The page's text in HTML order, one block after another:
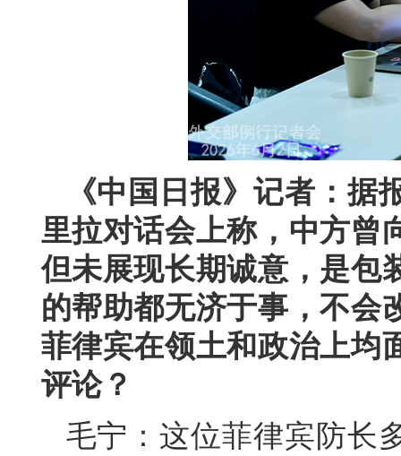
《中国日报》记者：
里拉对话会上称，中方曾
但未展现长期诚意，是包
的帮助都无济于事，不会
菲律宾在领土和政治上均
评论？
毛宁：这位菲律宾防长